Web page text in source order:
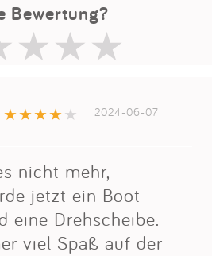
Bewertung?
2024-06-07
nicht mehr,
jetzt ein Boot
eine Drehscheibe.
viel Spaß auf der